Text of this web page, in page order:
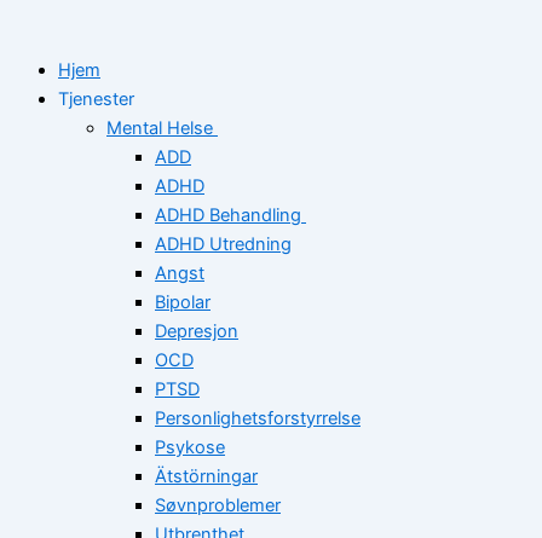
Hjem
Tjenester
Mental Helse
ADD
ADHD
ADHD Behandling
ADHD Utredning
Angst
Bipolar
Depresjon
OCD
PTSD
Personlighetsforstyrrelse
Psykose
Ätstörningar
Søvnproblemer